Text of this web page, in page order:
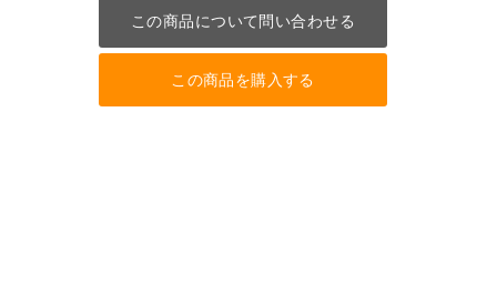
この商品について問い合わせる
この商品を購入する